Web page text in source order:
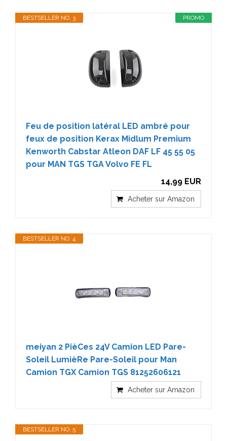
PROMO
BESTSELLER NO. 3
Feu de position latéral LED ambré pour
feux de position Kerax Midlum Premium
Kenworth Cabstar Atleon DAF LF 45 55 05
pour MAN TGS TGA Volvo FE FL
14,99 EUR
Acheter sur Amazon
BESTSELLER NO. 4
meiyan 2 PièCes 24V Camion LED Pare-
Soleil LumièRe Pare-Soleil pour Man
Camion TGX Camion TGS 81252606121
Acheter sur Amazon
BESTSELLER NO. 5